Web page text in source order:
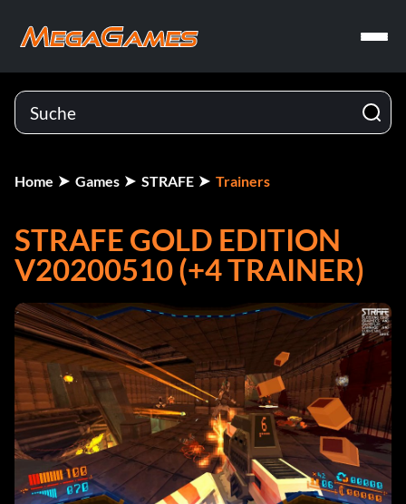
Home Games STRAFE Trainers
STRAFE GOLD EDITION
V20200510 (+4 TRAINER)